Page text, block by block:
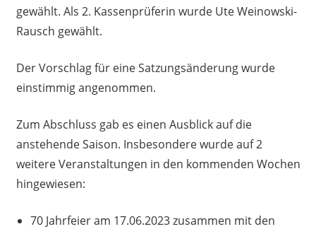
gewählt. Als 2. Kassenprüferin wurde Ute Weinowski-
Rausch gewählt.
Der Vorschlag für eine Satzungsänderung wurde
einstimmig angenommen.
Zum Abschluss gab es einen Ausblick auf die
anstehende Saison. Insbesondere wurde auf 2
weitere Veranstaltungen in den kommenden Wochen
hingewiesen:
70 Jahrfeier am 17.06.2023 zusammen mit den